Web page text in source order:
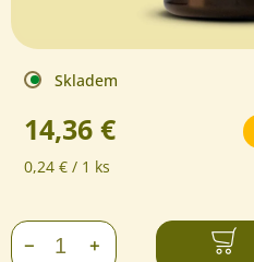
Skladem
14,36 €
Jednotková
0,24 € / 1 ks
+
−